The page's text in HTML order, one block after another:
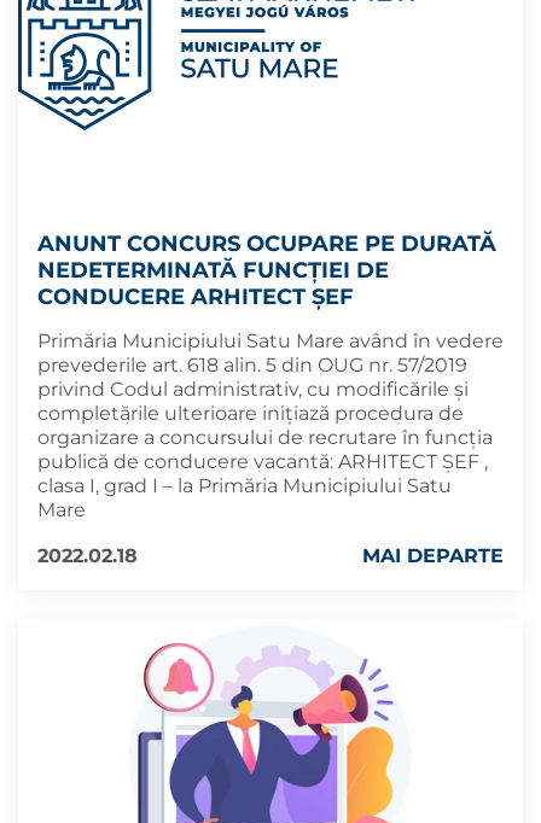
ANUNT CONCURS OCUPARE PE DURATĂ
NEDETERMINATĂ FUNCȚIEI DE
CONDUCERE ARHITECT ȘEF
Primăria Municipiului Satu Mare având în vedere
prevederile art. 618 alin. 5 din OUG nr. 57/2019
privind Codul administrativ, cu modificările și
completările ulterioare inițiază procedura de
organizare a concursului de recrutare în funcția
publică de conducere vacantă: ARHITECT ȘEF ,
clasa I, grad I – la Primăria Municipiului Satu
Mare
2022.02.18
MAI DEPARTE